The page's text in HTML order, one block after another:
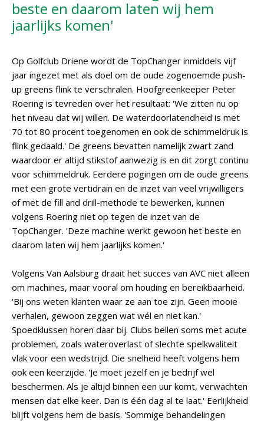
beste en daarom laten wij hem
jaarlijks komen'
Op Golfclub Driene wordt de TopChanger inmiddels vijf
jaar ingezet met als doel om de oude zogenoemde push-
up greens flink te verschralen. Hoofgreenkeeper Peter
Roering is tevreden over het resultaat: 'We zitten nu op
het niveau dat wij willen. De waterdoorlatendheid is met
70 tot 80 procent toegenomen en ook de schimmeldruk is
flink gedaald.' De greens bevatten namelijk zwart zand
waardoor er altijd stikstof aanwezig is en dit zorgt continu
voor schimmeldruk. Eerdere pogingen om de oude greens
met een grote vertidrain en de inzet van veel vrijwilligers
of met de fill and drill-methode te bewerken, kunnen
volgens Roering niet op tegen de inzet van de
TopChanger. 'Deze machine werkt gewoon het beste en
daarom laten wij hem jaarlijks komen.'
Volgens Van Aalsburg draait het succes van AVC niet alleen
om machines, maar vooral om houding en bereikbaarheid.
'Bij ons weten klanten waar ze aan toe zijn. Geen mooie
verhalen, gewoon zeggen wat wél en niet kan.'
Spoedklussen horen daar bij. Clubs bellen soms met acute
problemen, zoals wateroverlast of slechte spelkwaliteit
vlak voor een wedstrijd. Die snelheid heeft volgens hem
ook een keerzijde. 'Je moet jezelf en je bedrijf wel
beschermen. Als je altijd binnen een uur komt, verwachten
mensen dat elke keer. Dan is één dag al te laat.' Eerlijkheid
blijft volgens hem de basis. 'Sommige behandelingen